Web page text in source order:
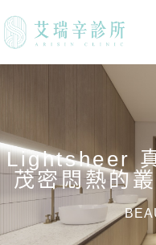
Lightsheer
茂密悶熱的